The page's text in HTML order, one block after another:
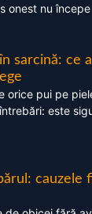
onest nu începe
sarcină: ce
orice pui pe
este
cauzele